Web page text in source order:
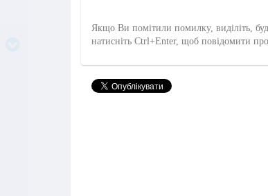
Якщо Ви помітили помилку, виділіть,
натисніть Ctrl+Enter, щоб повідомити